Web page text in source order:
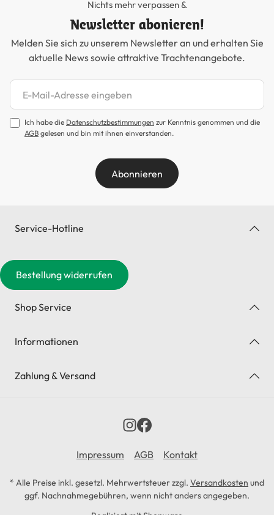
Nichts mehr verpassen &
Newsletter abonieren!
Melden Sie sich zu unserem Newsletter an und erhalten Sie
aktuelle News sowie attraktive Trachtenangebote.
Newsletter abonnieren
Ich habe die Datenschutzbestimmungen zur Kenntnis genommen und die
AGB gelesen und bin mit ihnen einverstanden.
Abonnieren
Service-Hotline
Bestellung widerrufen
Shop Service
Informationen
Zahlung & Versand
Impressum AGB Kontakt
* Alle Preise inkl. gesetzl. Mehrwertsteuer zzgl. Versandkosten und
ggf. Nachnahmegebühren, wenn nicht anders angegeben.